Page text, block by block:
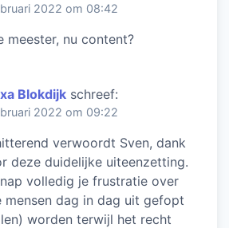
2022 om 08:42
meester, nu content?
Blokdijk schreef:
2022 om 09:22
verwoordt Sven, dank
deze duidelijke uiteenzetting.
volledig je frustratie over
mensen dag in dag uit gefopt
worden terwijl het recht